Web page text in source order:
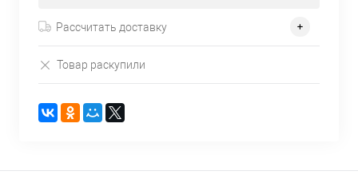
Рассчитать доставку
Товар раскупили